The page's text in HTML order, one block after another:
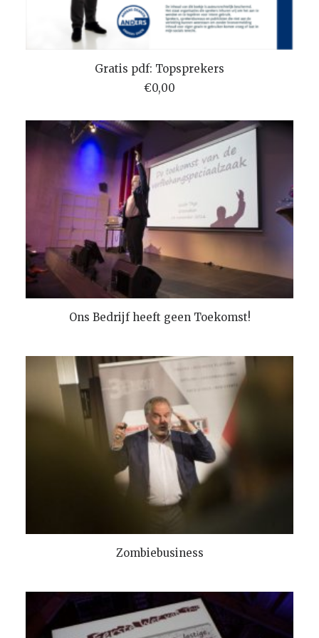
TOEVOEGEN AAN WINKELMANDJE
Gratis pdf: Topsprekers
€0,00
TOEVOEGEN AAN WINKELMANDJE
Ons Bedrijf heeft geen Toekomst!
TOEVOEGEN AAN WINKELMANDJE
Zombiebusiness